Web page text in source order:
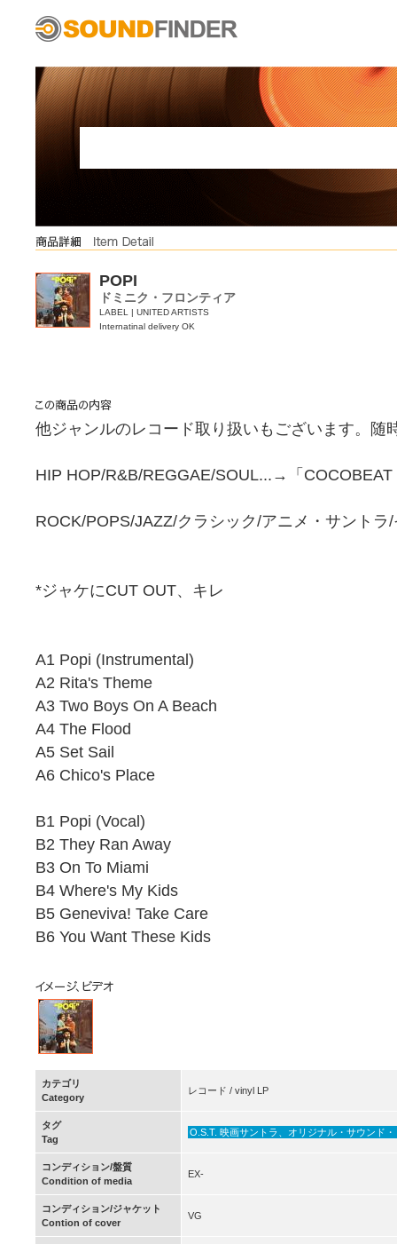
POPI
ドミニク・フロンティア
LABEL | UNITED ARTISTS
Internatinal delivery OK
他ジャンルのレコード取り扱いもございます。随
HIP HOP/R&B/REGGAE/SOUL...→「COCOBEAT
ROCK/POPS/JAZZ/クラシック/アニメ・サント
*ジャケにCUT OUT、キレ
A1 Popi (Instrumental)
A2 Rita's Theme
A3 Two Boys On A Beach
A4 The Flood
A5 Set Sail
A6 Chico's Place
B1 Popi (Vocal)
B2 They Ran Away
B3 On To Miami
B4 Where's My Kids
B5 Geneviva! Take Care
B6 You Want These Kids
カテゴリ
Category
レコード / vinyl LP
タグ
Tag
O.S.T. 映画サントラ、オリジナル・サウンド
コンディション/盤質
Condition of media
EX-
コンディション/ジャケット
Contion of cover
VG